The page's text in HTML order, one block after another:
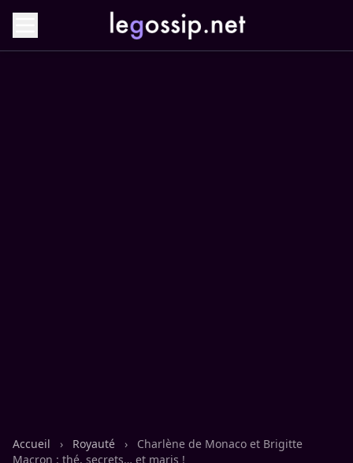
Accueil › Royauté ›
Charlène de Monaco et Brigitte
Macron : thé, secrets… et maris !